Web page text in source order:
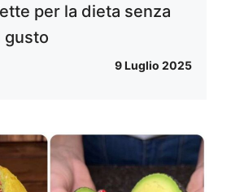
per la dieta senza
gusto
9 Luglio 2025